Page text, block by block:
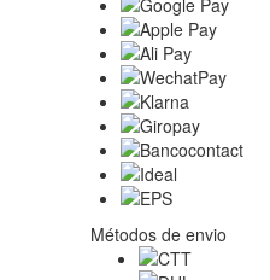
Métodos de envio